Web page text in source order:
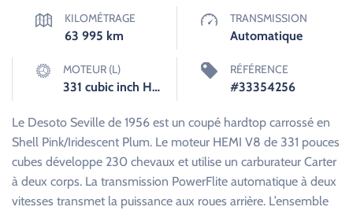
KILOMÉTRAGE
63 995 km
TRANSMISSION
Automatique
MOTEUR (L)
331 cubic inch HEMI V8
RÉFÉRENCE
#33354256
Le Desoto Seville de 1956 est un coupé hardtop carrossé en
Shell Pink/Iridescent Plum. Le moteur HEMI V8 de 331 pouces
cubes développe 230 chevaux et utilise un carburateur Carter
à deux corps. La transmission PowerFlite automatique à deux
vitesses transmet la puissance aux roues arrière. L’ensemble